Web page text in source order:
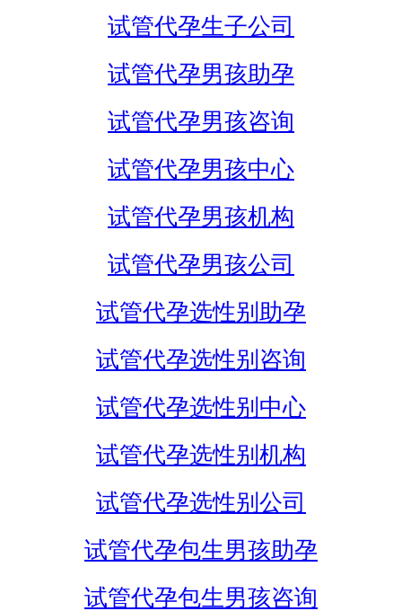
试管代孕生子公司
试管代孕男孩助孕
试管代孕男孩咨询
试管代孕男孩中心
试管代孕男孩机构
试管代孕男孩公司
试管代孕选性别助孕
试管代孕选性别咨询
试管代孕选性别中心
试管代孕选性别机构
试管代孕选性别公司
试管代孕包生男孩助孕
试管代孕包生男孩咨询